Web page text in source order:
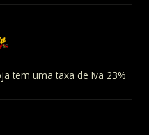
tem uma taxa de Iva 23%